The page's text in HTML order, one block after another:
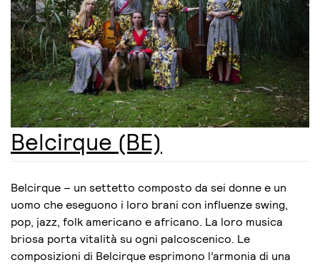
Belcirque (BE)
Belcirque – un settetto composto da sei donne e un
uomo che eseguono i loro brani con influenze swing,
pop, jazz, folk americano e africano. La loro musica
briosa porta vitalità su ogni palcoscenico. Le
composizioni di Belcirque esprimono l’armonia di una